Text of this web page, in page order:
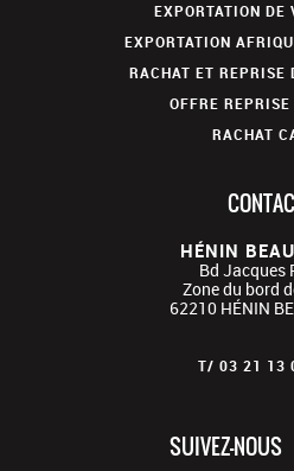
EXPORTATION DE
EXPORTATION
RACHAT ET REPRISE
OFFRE
RACHAT
HÉNIN
Bd Jacques
Zone du bord
62210 HÉNIN
T/ 03 21 13
SUIVEZ-NOUS